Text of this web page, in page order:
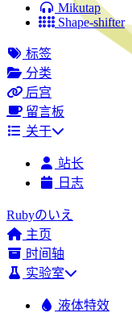
Mikutap
Shape-shifter
标签
分类
后宫
留言板
关于
站长
日志
Rubyのいえ
主页
时间轴
实验室
液体特效